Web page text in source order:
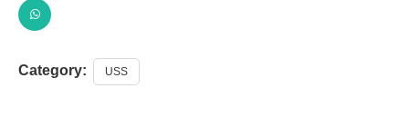
Category: USS